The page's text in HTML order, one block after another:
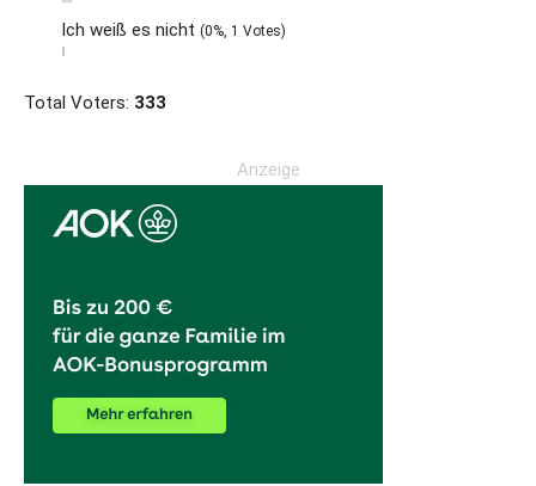
Ich weiß es nicht (0%, 1 Votes)
Total Voters: 333
Anzeige